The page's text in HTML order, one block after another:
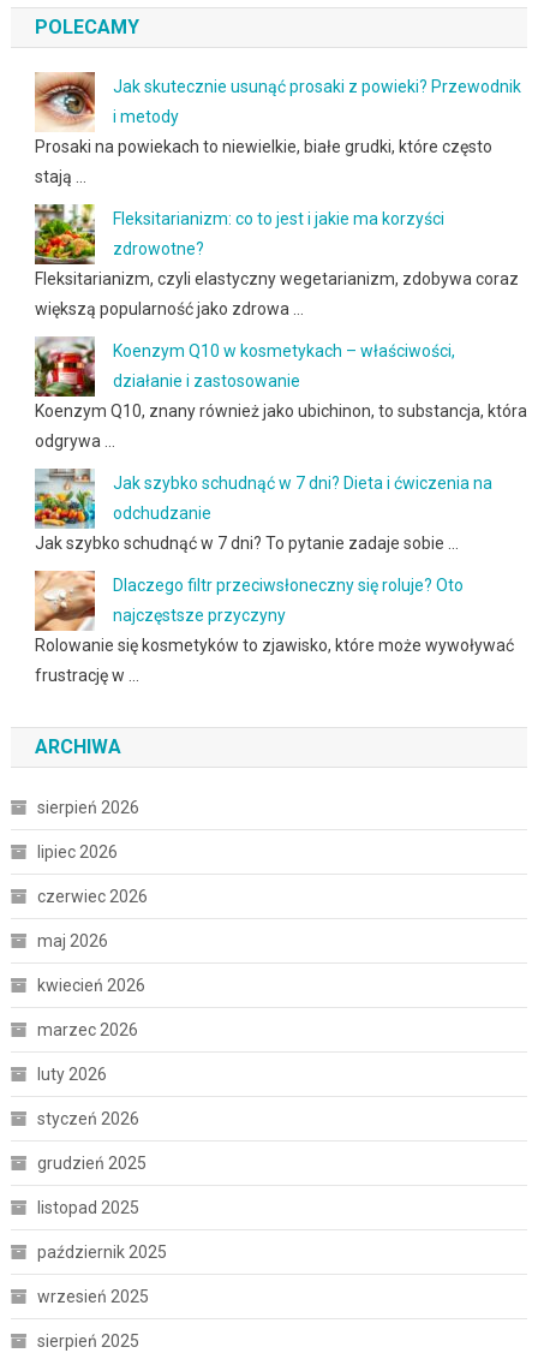
POLECAMY
Jak skutecznie usunąć prosaki z powieki? Przewodnik
i metody
Prosaki na powiekach to niewielkie, białe grudki, które często
stają …
Fleksitarianizm: co to jest i jakie ma korzyści
zdrowotne?
Fleksitarianizm, czyli elastyczny wegetarianizm, zdobywa coraz
większą popularność jako zdrowa …
Koenzym Q10 w kosmetykach – właściwości,
działanie i zastosowanie
Koenzym Q10, znany również jako ubichinon, to substancja, która
odgrywa …
Jak szybko schudnąć w 7 dni? Dieta i ćwiczenia na
odchudzanie
Jak szybko schudnąć w 7 dni? To pytanie zadaje sobie …
Dlaczego filtr przeciwsłoneczny się roluje? Oto
najczęstsze przyczyny
Rolowanie się kosmetyków to zjawisko, które może wywoływać
frustrację w …
ARCHIWA
sierpień 2026
lipiec 2026
czerwiec 2026
maj 2026
kwiecień 2026
marzec 2026
luty 2026
styczeń 2026
grudzień 2025
listopad 2025
październik 2025
wrzesień 2025
sierpień 2025